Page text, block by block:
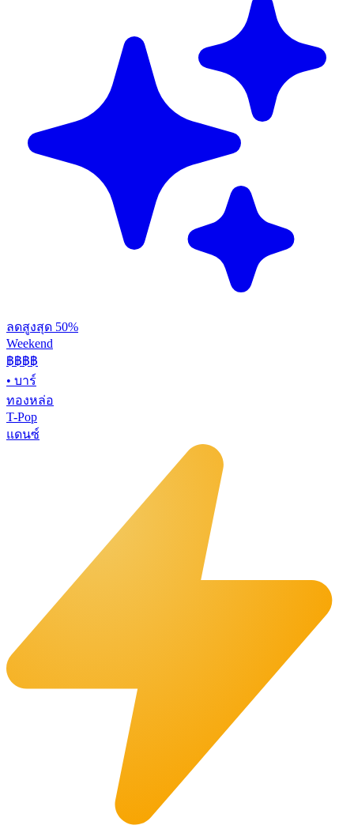
ลดสูงสุด 50%
Weekend
฿฿฿฿
• บาร์
ทองหล่อ
T-Pop
แดนซ์